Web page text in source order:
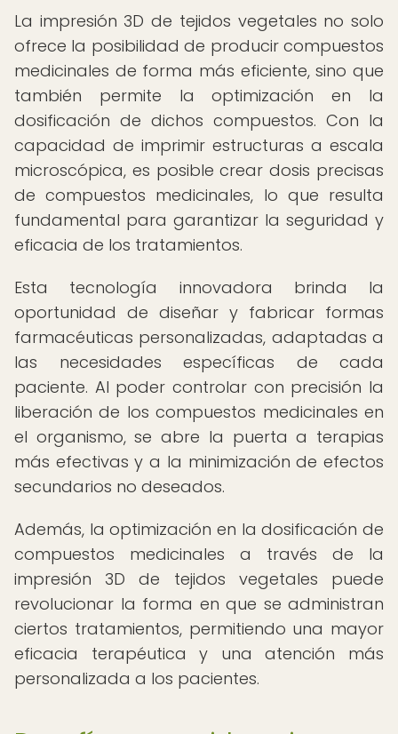
La impresión 3D de tejidos vegetales no solo
ofrece la posibilidad de producir compuestos
medicinales de forma más eficiente, sino que
también permite la optimización en la
dosificación de dichos compuestos. Con la
capacidad de imprimir estructuras a escala
microscópica, es posible crear dosis precisas
de compuestos medicinales, lo que resulta
fundamental para garantizar la seguridad y
eficacia de los tratamientos.
Esta tecnología innovadora brinda la
oportunidad de diseñar y fabricar formas
farmacéuticas personalizadas, adaptadas a
las necesidades específicas de cada
paciente. Al poder controlar con precisión la
liberación de los compuestos medicinales en
el organismo, se abre la puerta a terapias
más efectivas y a la minimización de efectos
secundarios no deseados.
Además, la optimización en la dosificación de
compuestos medicinales a través de la
impresión 3D de tejidos vegetales puede
revolucionar la forma en que se administran
ciertos tratamientos, permitiendo una mayor
eficacia terapéutica y una atención más
personalizada a los pacientes.